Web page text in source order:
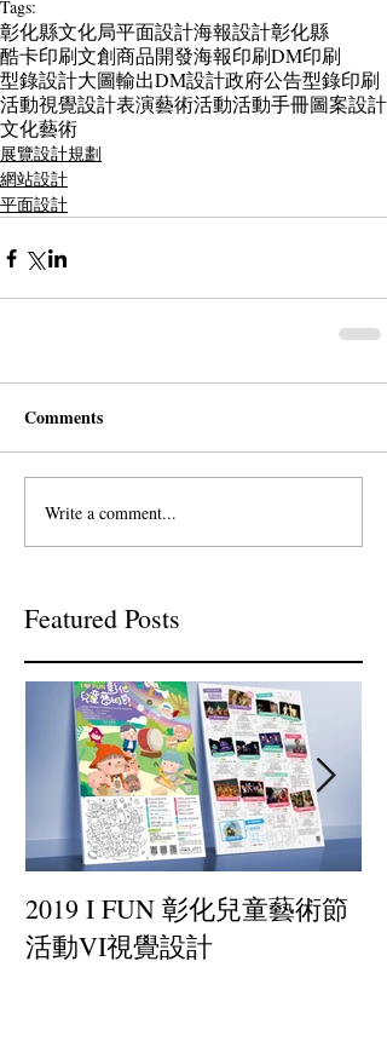
Tags:
彰化縣文化局平面設計海報設計彰化縣
酷卡印刷文創商品開發海報印刷DM印刷
型錄設計大圖輸出DM設計政府公告型錄印刷
活動視覺設計表演藝術活動活動手冊圖案設計
文化藝術
展覽設計規劃
網站設計
平面設計
Comments
Write a comment...
Featured Posts
2019 I FUN 彰化兒童藝術節
活動VI視覺設計